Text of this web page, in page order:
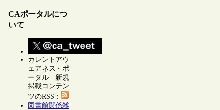
CAポータルにつ
いて
カレントアウ
ェアネス・ポ
ータル 新規
掲載コンテン
ツのRSS：
図書館関係雑